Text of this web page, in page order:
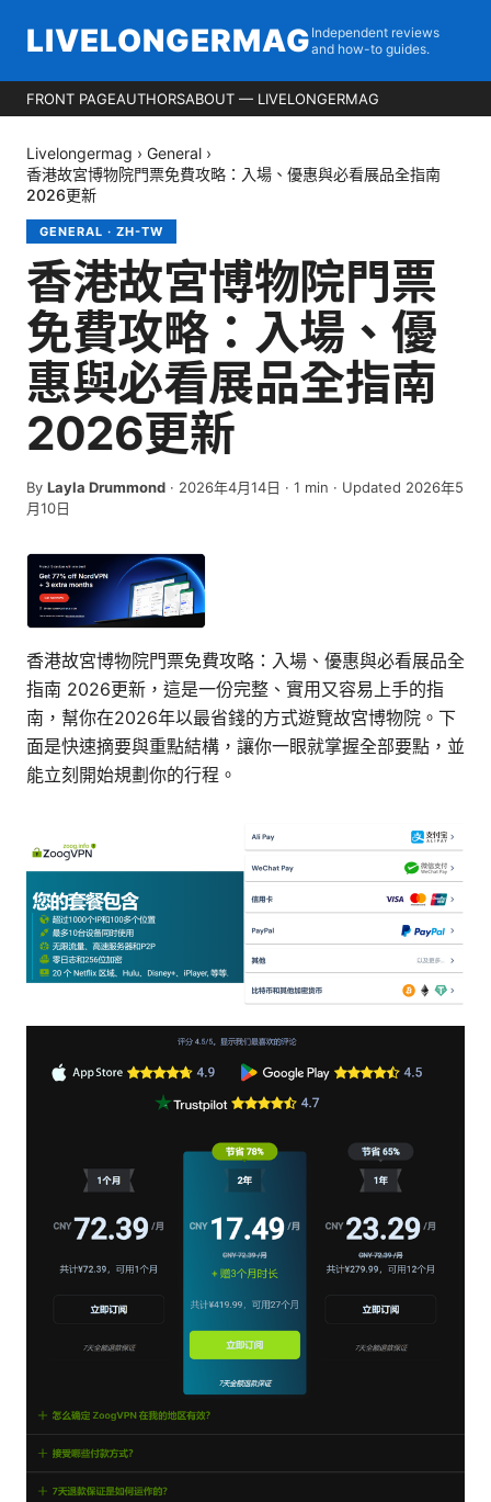
LIVELONGERMAG Independent reviews
and how-to guides.
FRONT PAGEAUTHORSABOUT — LIVELONGERMAG
Livelongermag › General ›
香港故宮博物院門票免費攻略：入場、優惠與必看展品全指南
2026更新
GENERAL · ZH-TW
香港故宮博物院門票
免費攻略：入場、優
惠與必看展品全指南
2026更新
By Layla Drummond · 2026年4月14日 · 1 min · Updated 2026年5
月10日
香港故宮博物院門票免費攻略：入場、優惠與必看展品全
指南 2026更新，這是一份完整、實用又容易上手的指
南，幫你在2026年以最省錢的方式遊覽故宮博物院。下
面是快速摘要與重點結構，讓你一眼就掌握全部要點，並
能立刻開始規劃你的行程。